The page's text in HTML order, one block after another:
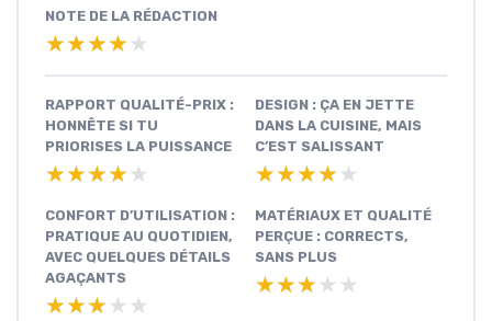
NOTE DE LA RÉDACTION
★★★★★
★★★★★
RAPPORT QUALITÉ-PRIX :
HONNÊTE SI TU
PRIORISES LA PUISSANCE
★★★★★
★★★★★
DESIGN : ÇA EN JETTE
DANS LA CUISINE, MAIS
C’EST SALISSANT
★★★★★
★★★★★
CONFORT D’UTILISATION :
PRATIQUE AU QUOTIDIEN,
AVEC QUELQUES DÉTAILS
AGAÇANTS
★★★★★
★★★★★
MATÉRIAUX ET QUALITÉ
PERÇUE : CORRECTS,
SANS PLUS
★★★★★
★★★★★